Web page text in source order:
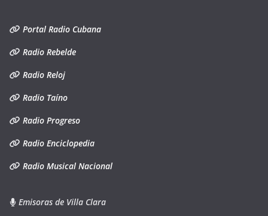
Portal Radio Cubana
Radio Rebelde
Radio Reloj
Radio Taíno
Radio Progreso
Radio Enciclopedia
Radio Musical Nacional
Emisoras de Villa Clara